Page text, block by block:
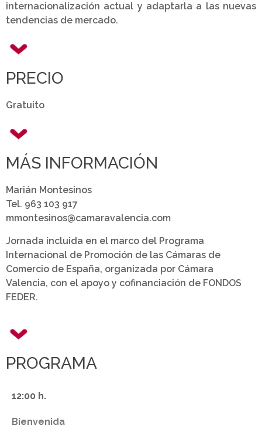
internacionalización actual y adaptarla a las nuevas
tendencias de mercado.
PRECIO
Gratuito
MÁS INFORMACIÓN
Marián Montesinos
Tel. 963 103 917
mmontesinos@camaravalencia.com
Jornada incluida en el marco del Programa
Internacional de Promoción de las Cámaras de
Comercio de España, organizada por Cámara
Valencia, con el apoyo y cofinanciación de FONDOS
FEDER.
PROGRAMA
12:00 h.
Bienvenida